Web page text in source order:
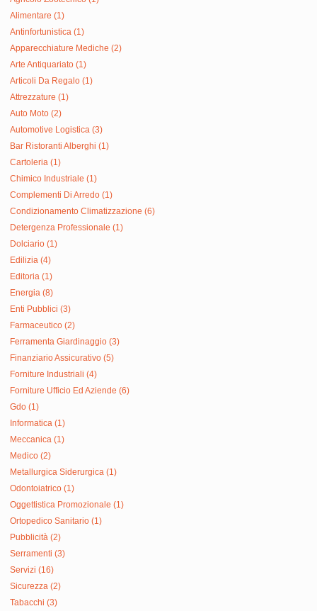
Alimentare (1)
Antinfortunistica (1)
Apparecchiature Mediche (2)
Arte Antiquariato (1)
Articoli Da Regalo (1)
Attrezzature (1)
Auto Moto (2)
Automotive Logistica (3)
Bar Ristoranti Alberghi (1)
Cartoleria (1)
Chimico Industriale (1)
Complementi Di Arredo (1)
Condizionamento Climatizzazione (6)
Detergenza Professionale (1)
Dolciario (1)
Edilizia (4)
Editoria (1)
Energia (8)
Enti Pubblici (3)
Farmaceutico (2)
Ferramenta Giardinaggio (3)
Finanziario Assicurativo (5)
Forniture Industriali (4)
Forniture Ufficio Ed Aziende (6)
Gdo (1)
Informatica (1)
Meccanica (1)
Medico (2)
Metallurgica Siderurgica (1)
Odontoiatrico (1)
Oggettistica Promozionale (1)
Ortopedico Sanitario (1)
Pubblicità (2)
Serramenti (3)
Servizi (16)
Sicurezza (2)
Tabacchi (3)